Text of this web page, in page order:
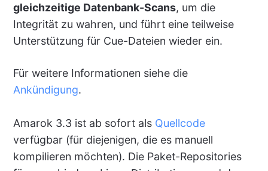
gleichzeitige Datenbank-Scans, um die
Integrität zu wahren, und führt eine teilweise
Unterstützung für Cue-Dateien wieder ein.
Für weitere Informationen siehe die
Ankündigung.
Amarok 3.3 ist ab sofort als Quellcode
verfügbar (für diejenigen, die es manuell
kompilieren möchten). Die Paket-Repositories